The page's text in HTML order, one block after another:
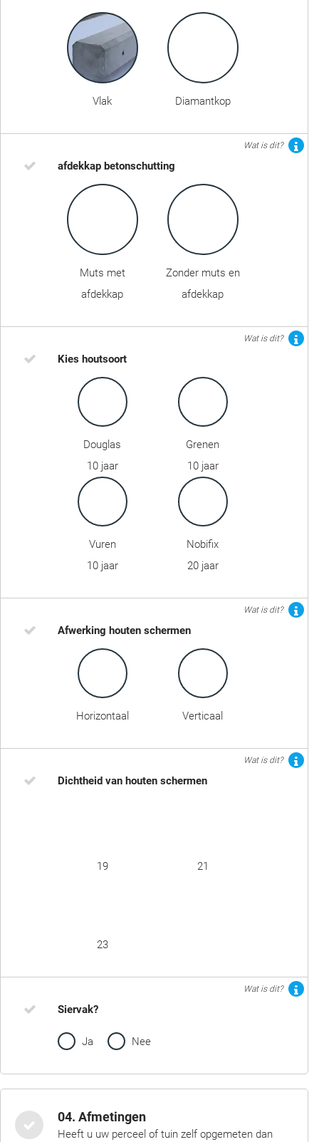
Vlak Diamantkop
Wat is dit?
afdekkap betonschutting
Muts met
afdekkap
Zonder muts en
afdekkap
Wat is dit?
Kies houtsoort
Douglas
10 jaar
Grenen
10 jaar
Vuren
10 jaar
Nobifix
20 jaar
Wat is dit?
Afwerking houten schermen
Horizontaal Verticaal
Wat is dit?
Dichtheid van houten schermen
19 21
23
Wat is dit?
Siervak?
Ja Nee
04. Afmetingen
Heeft u uw perceel of tuin zelf opgemeten dan